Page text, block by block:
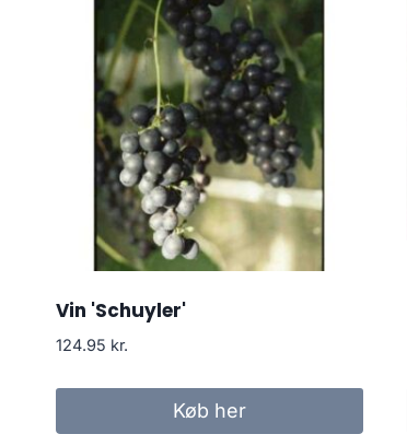
Vin 'Schuyler'
124.95 kr.
Køb her